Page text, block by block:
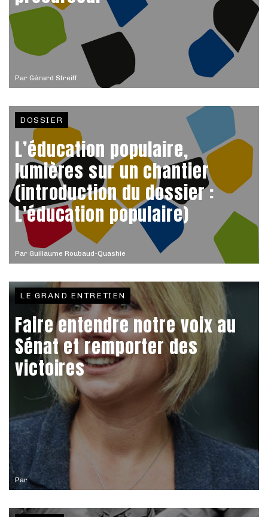
Par Gérard Streiff
Par Guillaume Roubaud-Quashie
DOSSIER
L’éducation populaire,
lumières sur un chantier
(introduction du dossier :
L'éducation populaire)
Par
LE GRAND ENTRETIEN
Faire entendre notre voix au
Sénat et remporter des
victoires